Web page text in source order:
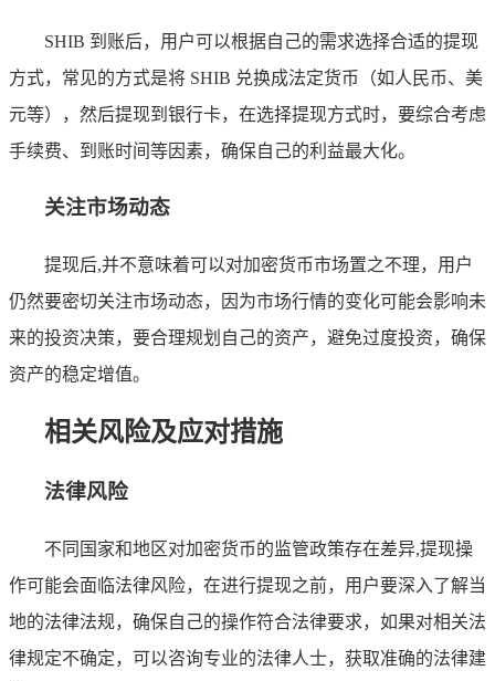
SHIB 到账后，用户可以根据自己的需求选择合适的提现
方式，常见的方式是将 SHIB 兑换成法定货币（如人民币、美
元等），然后提现到银行卡，在选择提现方式时，要综合考虑
手续费、到账时间等因素，确保自己的利益最大化。
关注市场动态
提现后,并不意味着可以对加密货币市场置之不理，用户
仍然要密切关注市场动态，因为市场行情的变化可能会影响未
来的投资决策，要合理规划自己的资产，避免过度投资，确保
资产的稳定增值。
相关风险及应对措施
法律风险
不同国家和地区对加密货币的监管政策存在差异,提现操
作可能会面临法律风险，在进行提现之前，用户要深入了解当
地的法律法规，确保自己的操作符合法律要求，如果对相关法
律规定不确定，可以咨询专业的法律人士，获取准确的法律建